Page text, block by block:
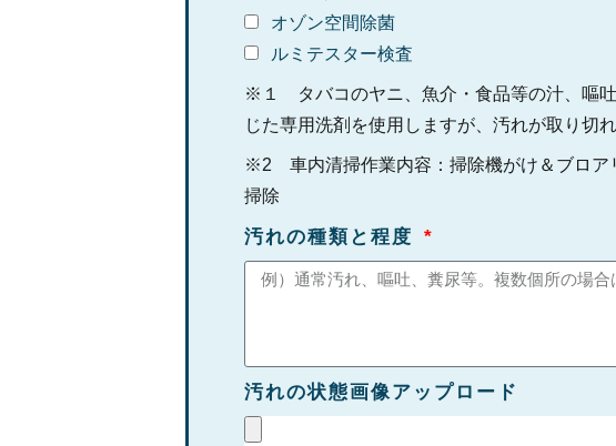
オゾン空間除菌
ルミテスター検査
※１ タバコのヤニ、魚介・食品等の汁、嘔
じた専用洗剤を使用しますが、汚れが取り切
※2 車内清掃作業内容：掃除機がけ＆ブロア
掃除
汚れの種類と程度
汚れの状態画像アップロード